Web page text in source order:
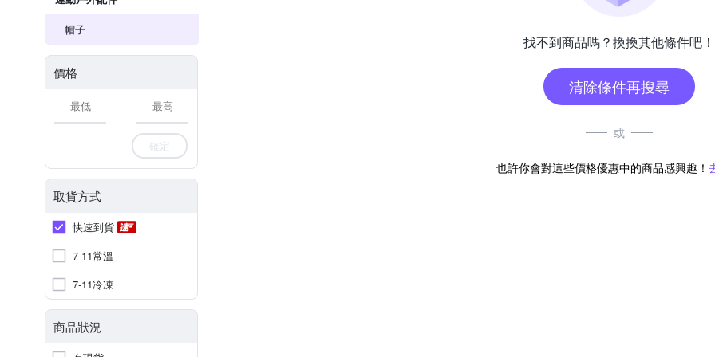
帽子
價格
-
確定
取貨方式
快速到貨
7-11常溫
7-11冷凍
商品狀況
找不到商品嗎？換換其他條件吧！
清除條件再搜尋
或
也許你會對這些價格優惠中的商品感興趣！